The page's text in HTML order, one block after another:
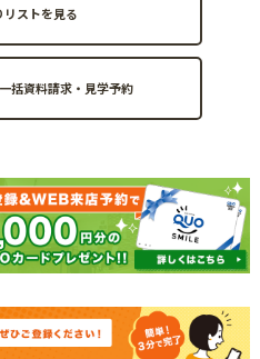
リストを見る